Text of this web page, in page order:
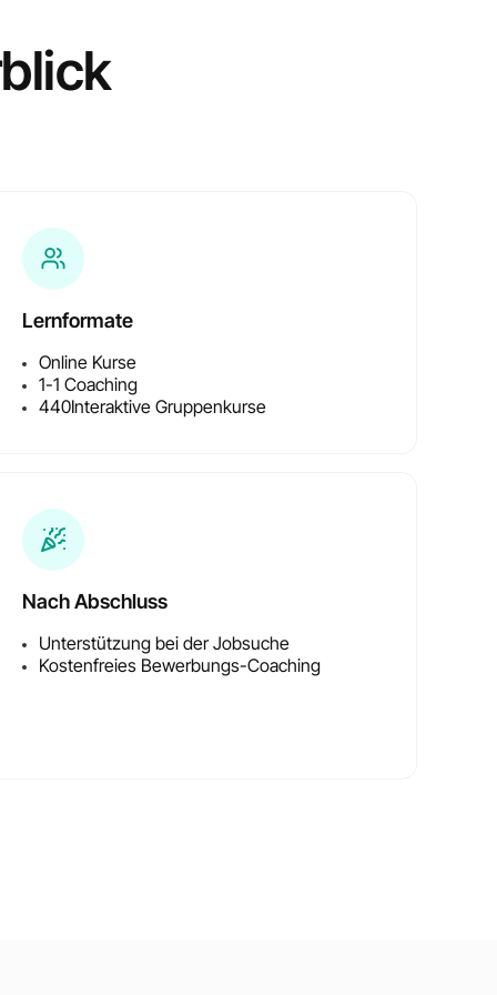
Lernformate
Online Kurse
1-1 Coaching
440Interaktive Gruppenkurse
Nach Abschluss
Unterstützung bei der Jobsuche
Kostenfreies Bewerbungs-Coaching